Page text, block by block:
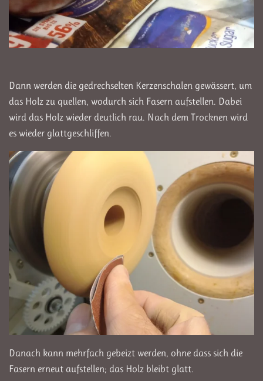
Dann werden die gedrechselten Kerzenschalen gewässert, um
das Holz zu quellen, wodurch sich Fasern aufstellen. Dabei
wird das Holz wieder deutlich rau. Nach dem Trocknen wird
es wieder glattgeschliffen.
Danach kann mehrfach gebeizt werden, ohne dass sich die
Fasern erneut aufstellen; das Holz bleibt glatt.